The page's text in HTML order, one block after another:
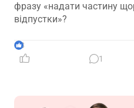
фразу «надати частину
відпустки»?
3
1